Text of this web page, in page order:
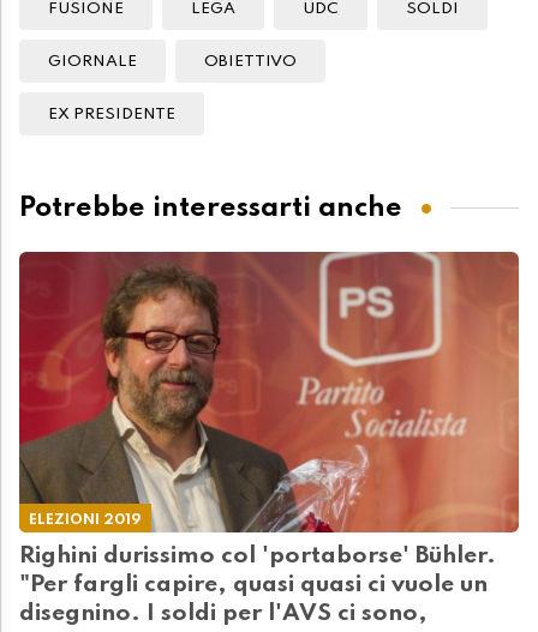
FUSIONE LEGA UDC SOLDI
GIORNALE OBIETTIVO
EX PRESIDENTE
Potrebbe interessarti anche
ELEZIONI 2019
Righini durissimo col 'portaborse' Bühler.
"Per fargli capire, quasi quasi ci vuole un
disegnino. I soldi per l'AVS ci sono,